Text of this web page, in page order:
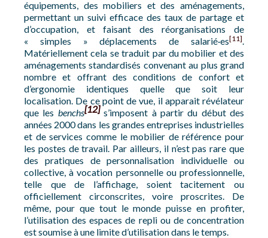
équipements, des mobiliers et des aménagements,
permettant un suivi efficace des taux de partage et
d’occupation, et faisant des réorganisations de
« simples » déplacements de salarié·es[11].
Matériellement cela se traduit par du mobilier et des
aménagements standardisés convenant au plus grand
nombre et offrant des conditions de confort et
d’ergonomie identiques quelle que soit leur
localisation. De ce point de vue, il apparait révélateur
que les benchs[12]s’imposent à partir du début des
années 2000 dans les grandes entreprises industrielles
et de services comme le mobilier de référence pour
les postes de travail. Par ailleurs, il n’est pas rare que
des pratiques de personnalisation individuelle ou
collective, à vocation personnelle ou professionnelle,
telle que de l’affichage, soient tacitement ou
officiellement circonscrites, voire proscrites. De
même, pour que tout le monde puisse en profiter,
l’utilisation des espaces de repli ou de concentration
est soumise à une limite d’utilisation dans le temps.